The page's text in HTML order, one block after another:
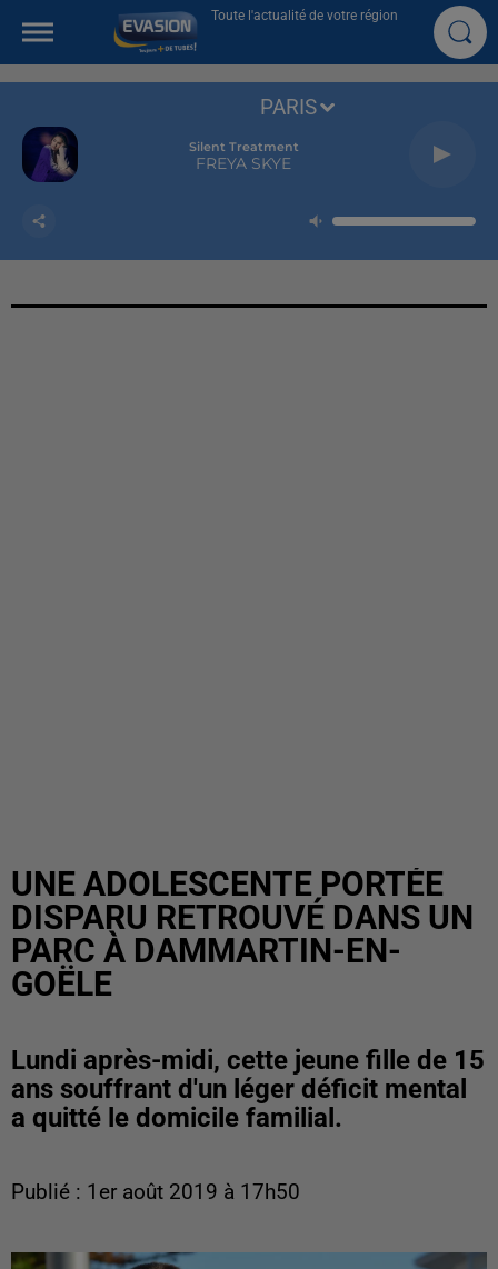
Toute l'actualité de votre région
Silent Treatment
FREYA SKYE
PARIS
UNE ADOLESCENTE PORTÉE
DISPARU RETROUVÉ DANS UN
PARC À DAMMARTIN-EN-
GOËLE
Lundi après-midi, cette jeune fille de 15
ans souffrant d'un léger déficit mental
a quitté le domicile familial.
Publié : 1er août 2019 à 17h50